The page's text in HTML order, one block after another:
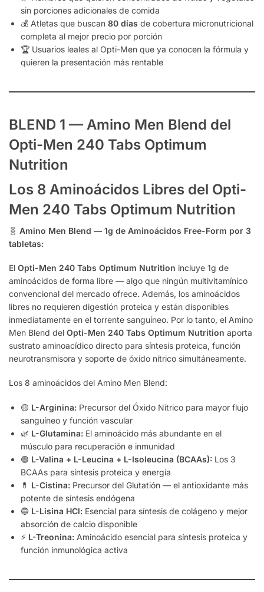
sin porciones adicionales de comida
💰 Atletas que buscan 80 días de cobertura micronutricional
completa al mejor precio por porción
🏆 Usuarios leales al Opti-Men que ya conocen la fórmula y
quieren la presentación más rentable
BLEND 1 — Amino Men Blend del
Opti-Men 240 Tabs Optimum
Nutrition
Los 8 Aminoácidos Libres del Opti-
Men 240 Tabs Optimum Nutrition
🧬 Amino Men Blend — 1g de Aminoácidos Free-Form por 3
tabletas:
El Opti-Men 240 Tabs Optimum Nutrition incluye 1g de
aminoácidos de forma libre — algo que ningún multivitamínico
convencional del mercado ofrece. Además, los aminoácidos
libres no requieren digestión proteica y están disponibles
inmediatamente en el torrente sanguíneo. Por lo tanto, el Amino
Men Blend del Opti-Men 240 Tabs Optimum Nutrition aporta
sustrato aminoacídico directo para síntesis proteica, función
neurotransmisora y soporte de óxido nítrico simultáneamente.
Los 8 aminoácidos del Amino Men Blend:
🟡 L-Arginina: Precursor del Óxido Nítrico para mayor flujo
sanguíneo y función vascular
🌿 L-Glutamina: El aminoácido más abundante en el
músculo para recuperación e inmunidad
🟢 L-Valina + L-Leucina + L-Isoleucina (BCAAs): Los 3
BCAAs para síntesis proteica y energía
💊 L-Cistina: Precursor del Glutatión — el antioxidante más
potente de síntesis endógena
🔵 L-Lisina HCl: Esencial para síntesis de colágeno y mejor
absorción de calcio disponible
⚡ L-Treonina: Aminoácido esencial para síntesis proteica y
función inmunológica activa